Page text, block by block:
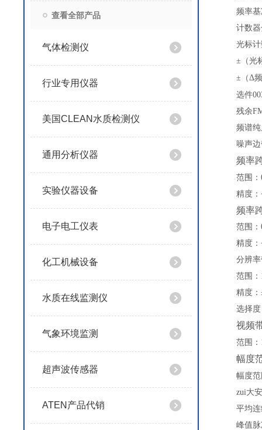
查看全部产品
气体检测仪
行业专用仪器
美国CLEAN水质检测仪
通用分析仪器
实验仪器设备
电子电工仪表
化工机械设备
水质在线监测仪
气象环境监测
超声波传感器
ATEN产品代销
频率
计数
光标
±（光
±（Δ
选件
残余
频谱
噪声
频率
范围：
精度：
频率
范围：
精度：
分辨
范围：
精度：
选择
视频
范围：
幅度
幅度
zui大
平均
峰值